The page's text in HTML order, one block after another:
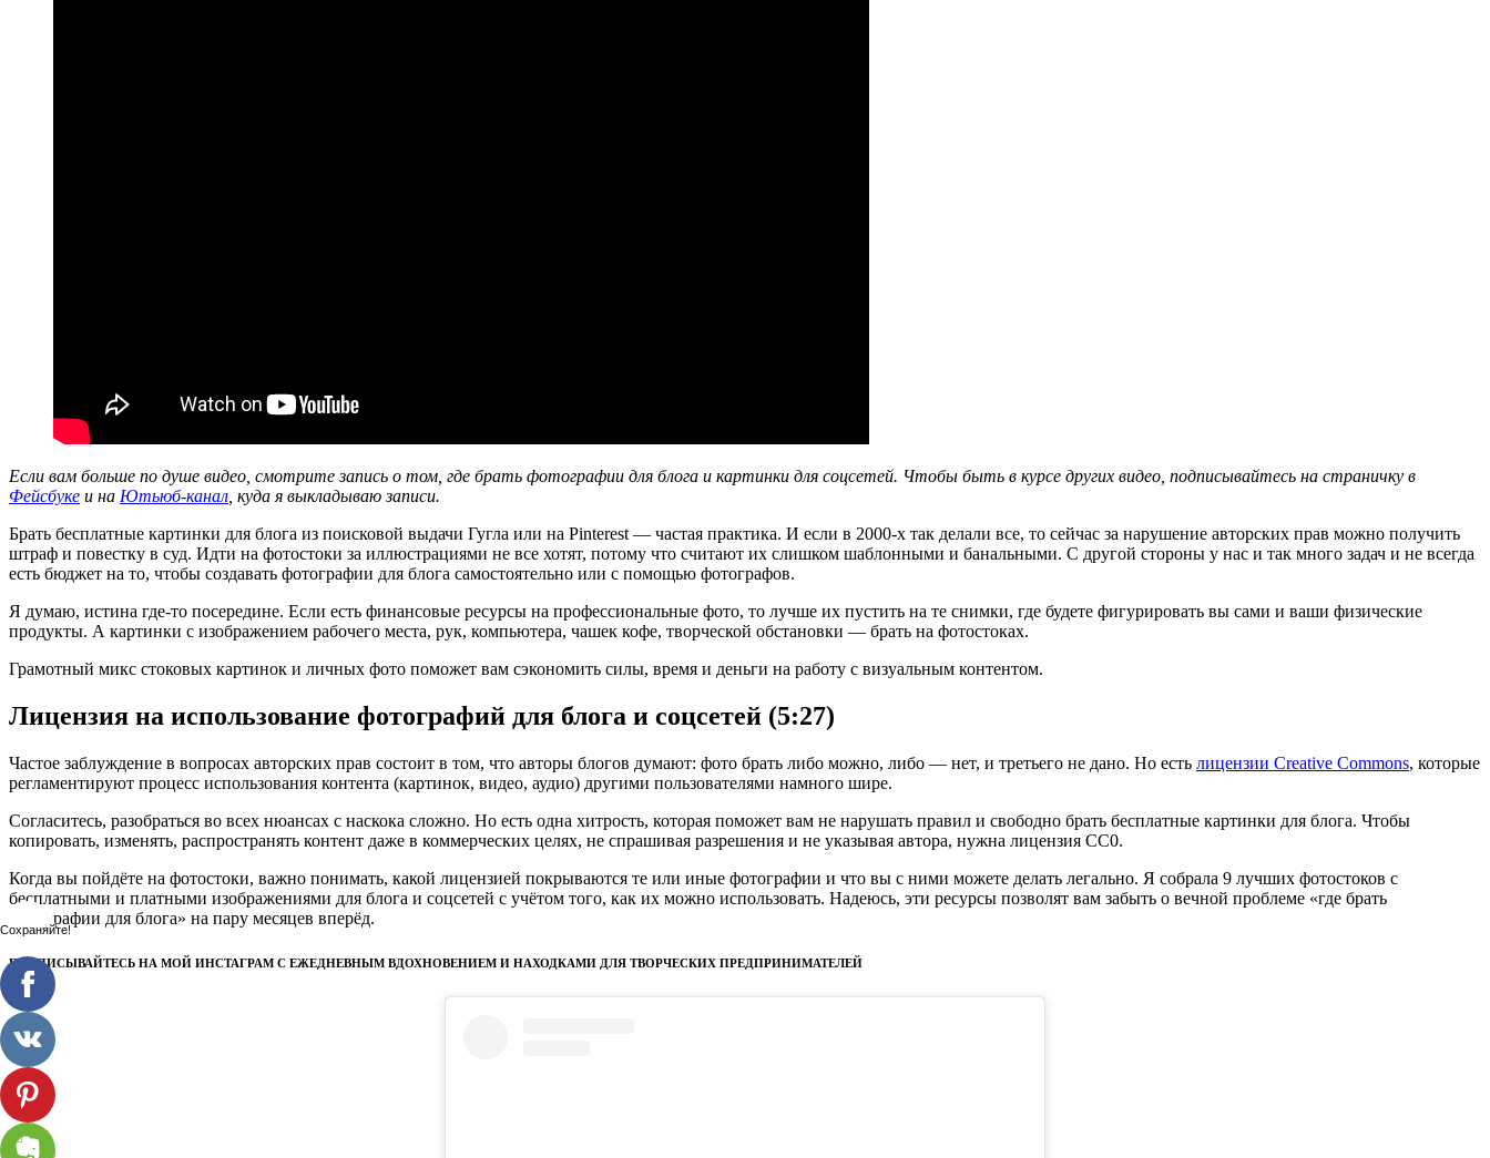
Если вам больше по душе видео, смотрите запись о том, где брать фотографии для блога и картинки для соцсетей. Чтобы быть в курсе других видео, подписывайтесь на страничку в
Фейсбуке и на Ютьюб-канал, куда я выкладываю записи.
Брать бесплатные картинки для блога из поисковой выдачи Гугла или на Pinterest — частая практика. И если в 2000-х так делали все, то сейчас за нарушение авторских прав можно получить
штраф и повестку в суд. Идти на фотостоки за иллюстрациями не все хотят, потому что считают их слишком шаблонными и банальными. С другой стороны у нас и так много задач и не всегда
есть бюджет на то, чтобы создавать фотографии для блога самостоятельно или с помощью фотографов.
Я думаю, истина где-то посередине. Если есть финансовые ресурсы на профессиональные фото, то лучше их пустить на те снимки, где будете фигурировать вы сами и ваши физические
продукты. А картинки с изображением рабочего места, рук, компьютера, чашек кофе, творческой обстановки — брать на фотостоках.
Грамотный микс стоковых картинок и личных фото поможет вам сэкономить силы, время и деньги на работу с визуальным контентом.
Лицензия на использование фотографий для блога и соцсетей (5:27)
Частое заблуждение в вопросах авторских прав состоит в том, что авторы блогов думают: фото брать либо можно, либо — нет, и третьего не дано. Но есть лицензии Creative Commons, которые
регламентируют процесс использования контента (картинок, видео, аудио) другими пользователями намного шире.
Согласитесь, разобраться во всех нюансах с наскока сложно. Но есть одна хитрость, которая поможет вам не нарушать правил и свободно брать бесплатные картинки для блога. Чтобы
копировать, изменять, распространять контент даже в коммерческих целях, не спрашивая разрешения и не указывая автора, нужна лицензия CC0.
Когда вы пойдёте на фотостоки, важно понимать, какой лицензией покрываются те или иные фотографии и что вы с ними можете делать легально. Я собрала 9 лучших фотостоков с
бесплатными и платными изображениями для блога и соцсетей с учётом того, как их можно использовать. Надеюсь, эти ресурсы позволят вам забыть о вечной проблеме «где брать
фотографии для блога» на пару месяцев вперёд.
ПОДПИСЫВАЙТЕСЬ НА МОЙ ИНСТАГРАМ С ЕЖЕДНЕВНЫМ ВДОХНОВЕНИЕМ И НАХОДКАМИ ДЛЯ ТВОРЧЕСКИХ ПРЕДПРИНИМАТЕЛЕЙ
Сохраняйте!